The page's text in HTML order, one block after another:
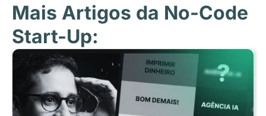
Mais Artigos da No-Code
Start-Up: